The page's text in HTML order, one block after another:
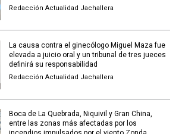
Redacción Actualidad Jachallera
La causa contra el ginecólogo Miguel Maza fue
elevada a juicio oral y un tribunal de tres jueces
definirá su responsabilidad
Redacción Actualidad Jachallera
Boca de La Quebrada, Niquivil y Gran China,
entre las zonas más afectadas por los